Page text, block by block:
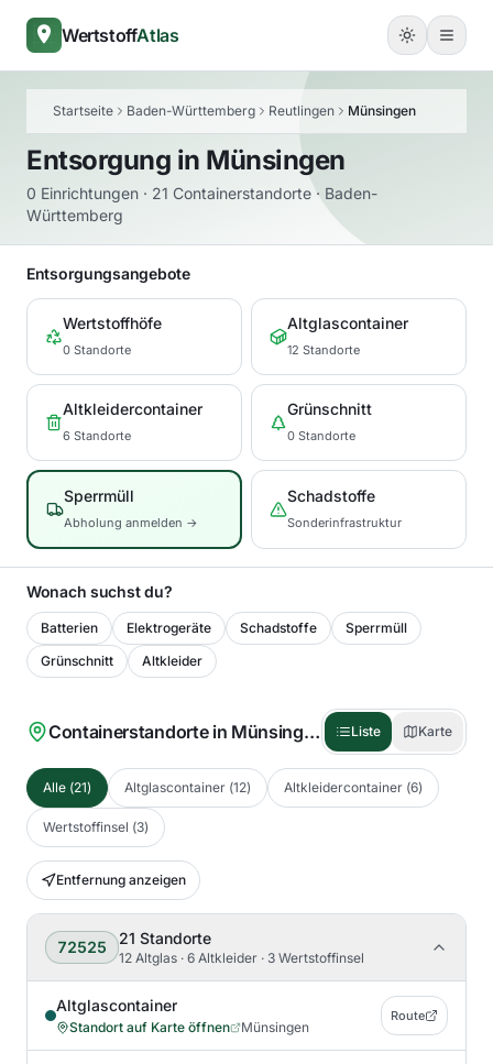
WertstoffAtlas
Startseite Baden-Württemberg Reutlingen Münsingen
Entsorgung in Münsingen
0 Einrichtungen · 21 Containerstandorte · Baden-
Württemberg
Entsorgungsangebote
Wertstoffhöfe
0 Standorte
Altglascontainer
12 Standorte
Altkleidercontainer
6 Standorte
Grünschnitt
0 Standorte
Sperrmüll
Abholung anmelden →
Schadstoffe
Sonderinfrastruktur
Wonach suchst du?
Batterien Elektrogeräte Schadstoffe
Sperrmüll
Grünschnitt
Altkleider
Containerstandorte in Münsingen 21)
Liste Karte
Alle (21) Altglascontainer (12) Altkleidercontainer (6)
Wertstoffinsel (3)
Entfernung anzeigen
72525 21 Standorte
12 Altglas · 6 Altkleider · 3 Wertstoffinsel
Altglascontainer
Standort auf Karte öffnen Münsingen
Route